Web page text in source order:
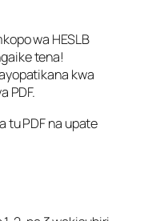
wa HESLB
tena!
kwa
PDF.
tu PDF na upate